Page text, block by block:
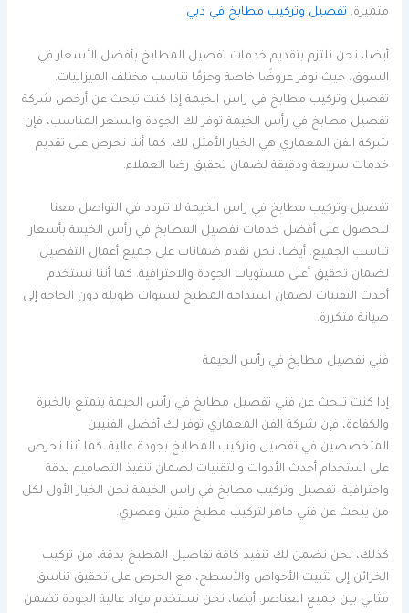
متميزة. تفصيل وتركيب مطابخ في دبي
أيضا، نحن نلتزم بتقديم خدمات تفصيل المطابخ بأفضل الأسعار في
السوق، حيث نوفر عروضًا خاصة وحزمًا تناسب مختلف الميزانيات.
تفصيل وتركيب مطابخ في راس الخيمة إذا كنت تبحث عن أرخص شركة
تفصيل مطابخ في رأس الخيمة توفر لك الجودة والسعر المناسب، فإن
شركة الفن المعماري هي الخيار الأمثل لك. كما أننا نحرص على تقديم
خدمات سريعة ودقيقة لضمان تحقيق رضا العملاء.
تفصيل وتركيب مطابخ في راس الخيمة لا تتردد في التواصل معنا
للحصول على أفضل خدمات تفصيل المطابخ في رأس الخيمة بأسعار
تناسب الجميع. أيضا، نحن نقدم ضمانات على جميع أعمال التفصيل
لضمان تحقيق أعلى مستويات الجودة والاحترافية. كما أننا نستخدم
أحدث التقنيات لضمان استدامة المطبخ لسنوات طويلة دون الحاجة إلى
صيانة متكررة.
فني تفصيل مطابخ في رأس الخيمة
إذا كنت تبحث عن فني تفصيل مطابخ في رأس الخيمة يتمتع بالخبرة
والكفاءة، فإن شركة الفن المعماري توفر لك أفضل الفنيين
المتخصصين في تفصيل وتركيب المطابخ بجودة عالية. كما أننا نحرص
على استخدام أحدث الأدوات والتقنيات لضمان تنفيذ التصاميم بدقة
واحترافية. تفصيل وتركيب مطابخ في راس الخيمة نحن الخيار الأول لكل
من يبحث عن فني ماهر لتركيب مطبخ متين وعصري.
كذلك، نحن نضمن لك تنفيذ كافة تفاصيل المطبخ بدقة، من تركيب
الخزائن إلى تثبيت الأحواض والأسطح، مع الحرص على تحقيق تناسق
مثالي بين جميع العناصر. أيضا، نحن نستخدم مواد عالية الجودة تضمن